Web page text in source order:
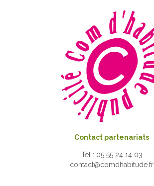
Contact partenariats
Tél : 05 55 24 14 03
contact@comdhabitude.fr